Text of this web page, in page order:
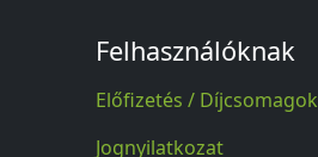
Felhasználóknak
Előfizetés / Díjcsomagok
Jognyilatkozat